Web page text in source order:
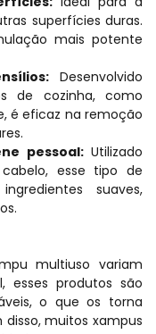
superfícies duras.
mais potente
Desenvolvido
de cozinha, como
é eficaz na remoção
pessoal:Utilizado
esse tipo de
suaves,
multiuso variam
esses produtos são
o que os torna
muitos xampus